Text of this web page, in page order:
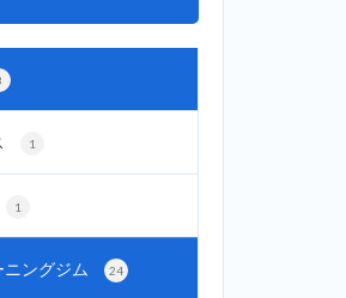
1
1
ングジム 24